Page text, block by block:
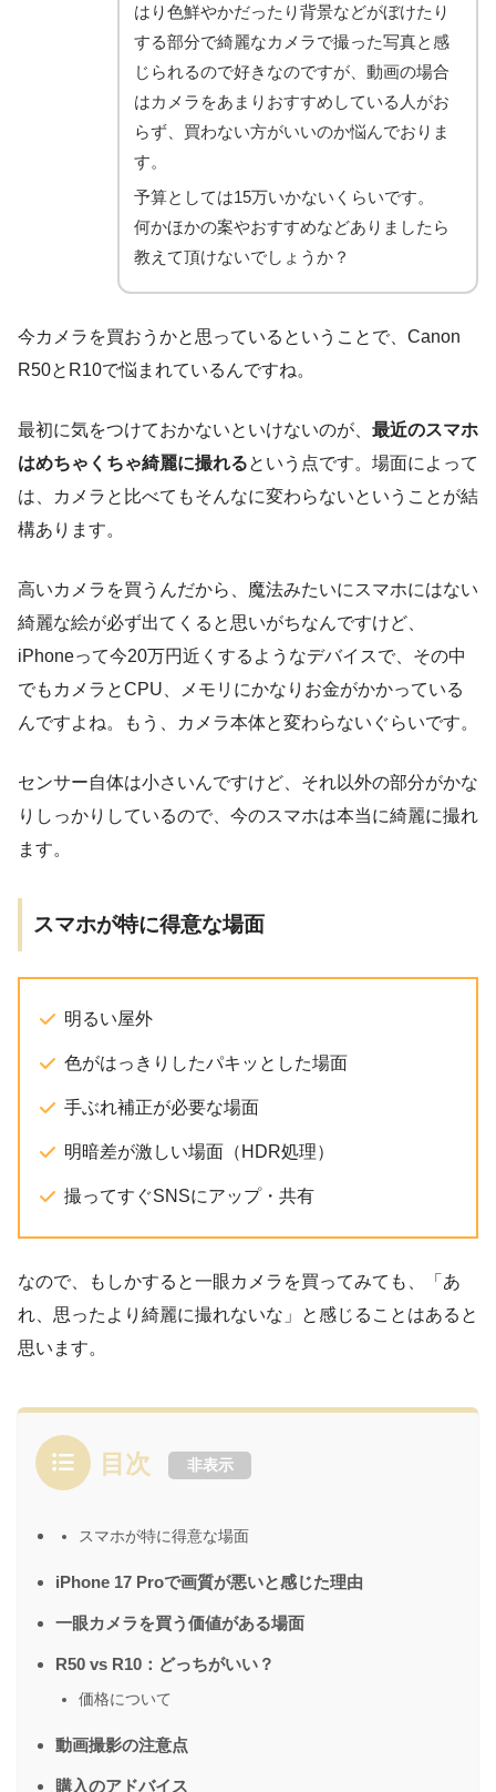
はり色鮮やかだったり背景などがぼけたり
する部分で綺麗なカメラで撮った写真と感
じられるので好きなのですが、動画の場合
はカメラをあまりおすすめしている人がお
らず、買わない方がいいのか悩んでおりま
す。
予算としては15万いかないくらいです。
何かほかの案やおすすめなどありましたら
教えて頂けないでしょうか？
今カメラを買おうかと思っているということで、Canon
R50とR10で悩まれているんですね。
最初に気をつけておかないといけないのが、 最近のスマホ
はめちゃくちゃ綺麗に撮れるという点です。場面によって
は、カメラと比べてもそんなに変わらないということが結
構あります。
高いカメラを買うんだから、魔法みたいにスマホにはない
綺麗な絵が必ず出てくると思いがちなんですけど、
iPhoneって今20万円近くするようなデバイスで、その中
でもカメラとCPU、メモリにかなりお金がかかっている
んですよね。もう、カメラ本体と変わらないぐらいです。
センサー自体は小さいんですけど、それ以外の部分がかな
りしっかりしているので、今のスマホは本当に綺麗に撮れ
ます。
スマホが特に得意な場面
明るい屋外
色がはっきりしたパキッとした場面
手ぶれ補正が必要な場面
明暗差が激しい場面（HDR処理）
撮ってすぐSNSにアップ・共有
なので、もしかすると一眼カメラを買ってみても、「あ
れ、思ったより綺麗に撮れないな」と感じることはあると
思います。
目次 非表示
スマホが特に得意な場面
iPhone 17 Proで画質が悪いと感じた理由
一眼カメラを買う価値がある場面
R50 vs R10：どっちがいい？
価格について
動画撮影の注意点
購入のアドバイス